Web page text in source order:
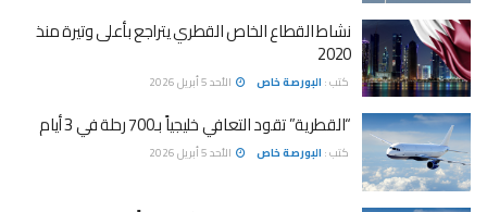
نشاط القطاع الخاص القطري يتراجع بأعلى وتيرة منذ
2020
كتب : البورصة خاص الأحد 5 أبريل 2026
“القطرية” تقود التعافي خليجياً بـ700 رحلة في 3 أيام
كتب : البورصة خاص الأحد 5 أبريل 2026